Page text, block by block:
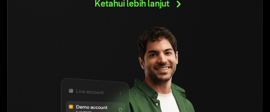
Ketahui lebih lanjut